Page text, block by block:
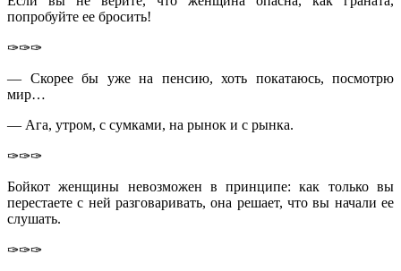
попробуйте ее бросить!
✑✑✑
— Скорее бы уже на пенсию, хоть покатаюсь, посмотрю
мир…
— Ага, утром, с сумками, на рынок и с рынка.
✑✑✑
Бойкот женщины невозможен в принципе: как только вы
перестаете с ней разговаривать, она решает, что вы начали ее
слушать.
✑✑✑